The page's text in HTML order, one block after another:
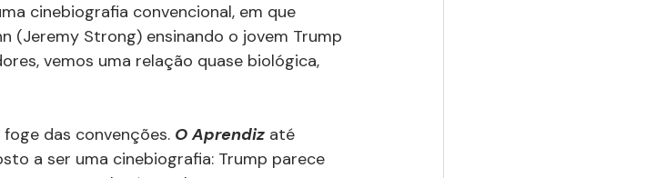
cinebiografia convencional, em que
(Jeremy Strong) ensinando o jovem Trump
vemos uma relação quase biológica,
das convenções. O Aprendiz até
a ser uma cinebiografia: Trump parece